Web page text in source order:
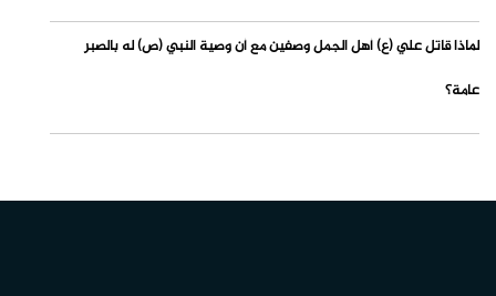
لماذا قاتل علي (ع) أهل الجمل وصفين مع أن وصية النبي (ص) له بالصبر
عامة؟